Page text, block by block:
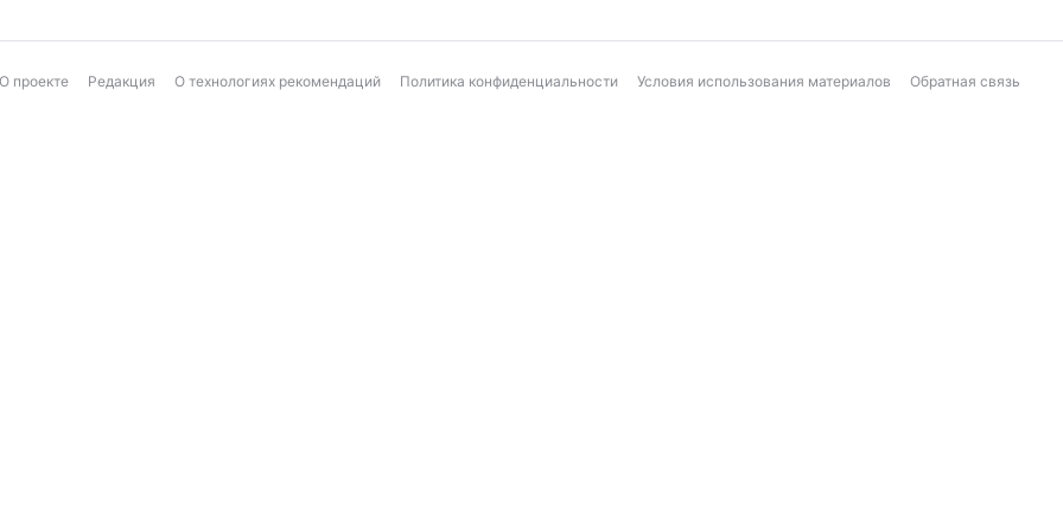
О проекте Редакция О технологиях рекомендаций Политика конфиденциальности Условия использования материалов Обратная связь